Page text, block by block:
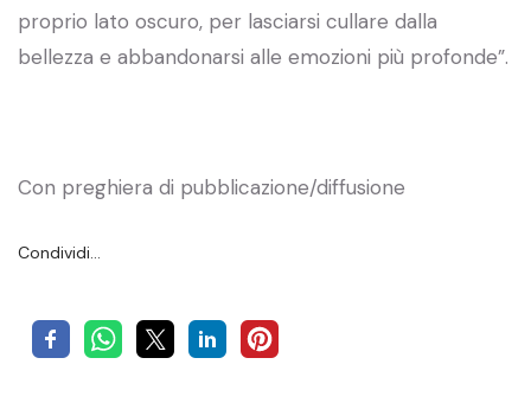
proprio lato oscuro, per lasciarsi cullare dalla
bellezza e abbandonarsi alle emozioni più profonde”.
Con preghiera di pubblicazione/diffusione
Condividi…